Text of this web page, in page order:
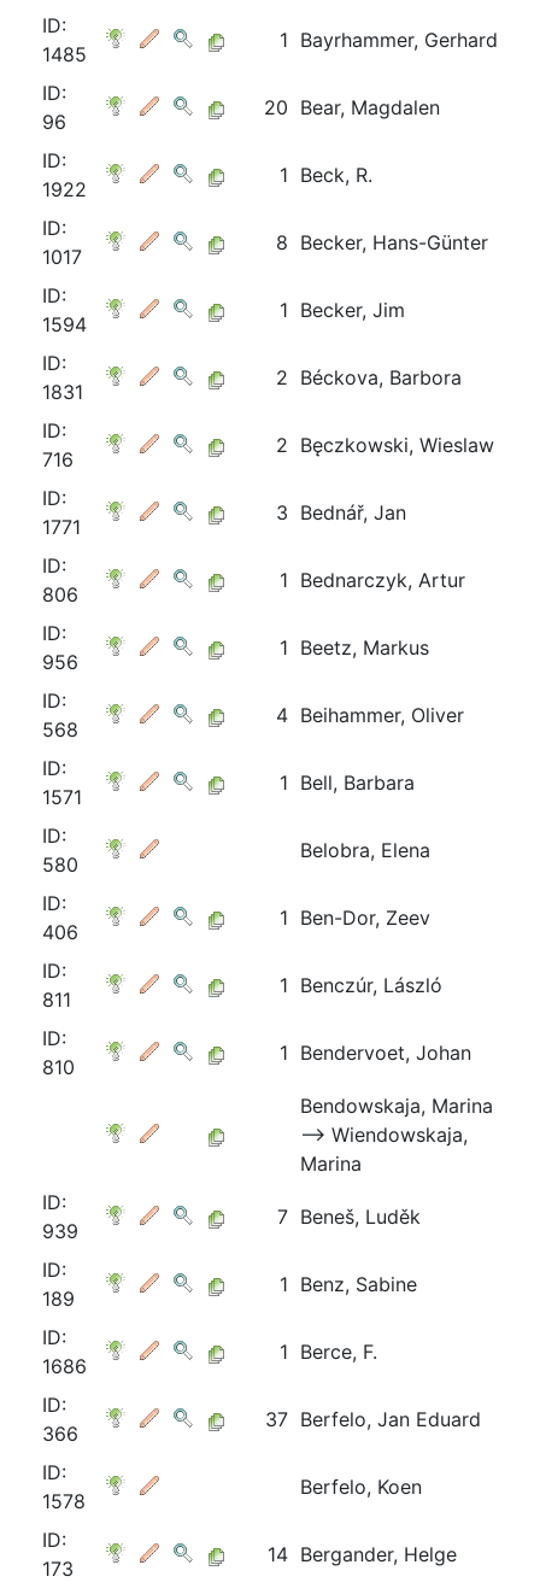
ID:
1485
1 Bayrhammer, Gerhard
ID:
96
20 Bear, Magdalen
ID:
1922
1 Beck, R.
ID:
1017
8 Becker, Hans-Günter
ID:
1594
1 Becker, Jim
ID:
1831
2 Béckova, Barbora
ID:
716
2 Bęczkowski, Wieslaw
ID:
1771
3 Bednář, Jan
ID:
806
1 Bednarczyk, Artur
ID:
956
1 Beetz, Markus
ID:
568
4 Beihammer, Oliver
ID:
1571
1 Bell, Barbara
ID:
580
Belobra, Elena
ID:
406
1 Ben-Dor, Zeev
ID:
811
1 Benczúr, László
ID:
810
1 Bendervoet, Johan
Bendowskaja, Marina
⟶ Wiendowskaja,
Marina
ID:
939
7 Beneš, Luděk
ID:
189
1 Benz, Sabine
ID:
1686
1 Berce, F.
ID:
366
37 Berfelo, Jan Eduard
ID:
1578
Berfelo, Koen
ID:
173
14 Bergander, Helge